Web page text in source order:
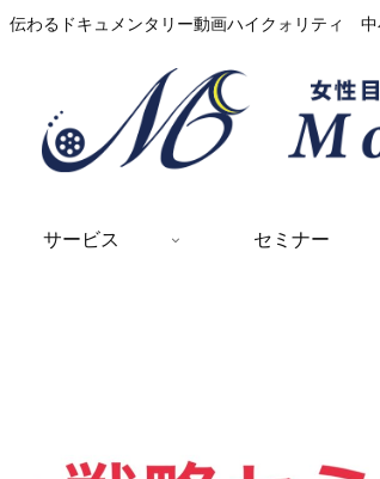
伝わるドキュメンタリー動画ハイクォリティ
サービス セミナー